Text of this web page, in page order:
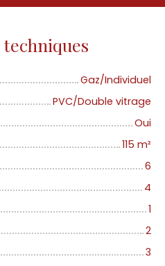
Gaz/Individuel
PVC/Double vitrage
Oui
115 m²
6
4
1
2
3